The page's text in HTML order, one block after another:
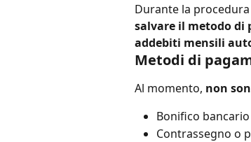
Durante la
salvare il metodo di
addebiti mensili
Metodi di
Al momento, non
Bonifico bancario
Contrassegno o